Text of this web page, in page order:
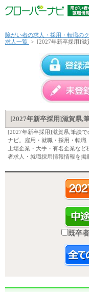
障がい者の求人・採用・転職の
求人一覧 > [2027年新卒採用]滋
[2027年新卒採用]滋賀県,
[2027年新卒採用]滋賀県,筆談
ナビ。雇用・就職・採用・転職
上場企業・大手・有名企業な
者求人・就職採用情報情報を掲
既卒